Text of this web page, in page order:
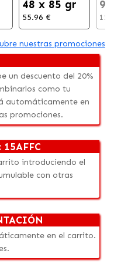
48 x 85 gr
55.96 €
nuestras promociones
un descuento del 20%
como tu
automáticamente en
promociones.
15AFFC
introduciendo el
con otras
en el carrito.